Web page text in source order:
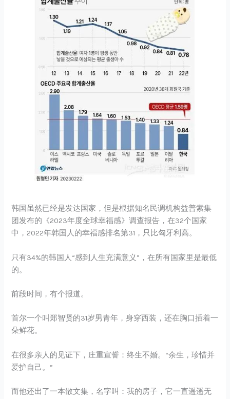
韩国虽然已经是发达国家，但是根据知名民调机构益普索集
团发布的《2023年度全球幸福感》调查报告，在32个国家
中，2022年韩国人的幸福感排名第31，只比匈牙利高。
只有34%的韩国人“感到人生充满意义”，在所有国家里是最低
的。
前段时间，有个报道。
首尔一个叫郑智贤的31岁男青年，身穿西装，还在胸口插着一
朵鲜花。
在很多亲人的见证下，庄重宣誓：终生不婚。“余生，珍惜并
爱护自己。”
而他还出了一本散文集，名字叫：我的房子，它一直遥遥无